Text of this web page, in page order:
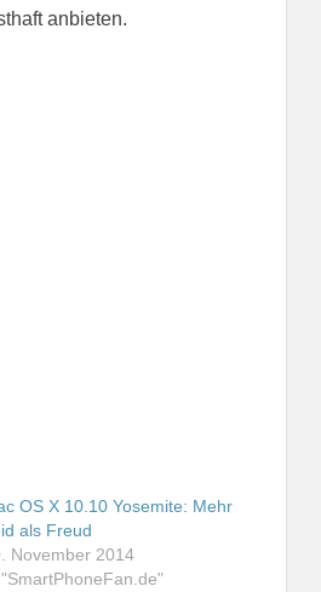
anbieten.
OS X 10.10 Yosemite: Mehr
als Freud
November 2014